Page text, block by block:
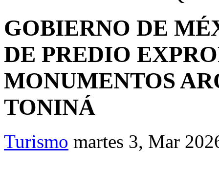
GOBIERNO DE
DE PREDIO
MONUMENTOS
TONINÁ
Turismo martes 3, Mar